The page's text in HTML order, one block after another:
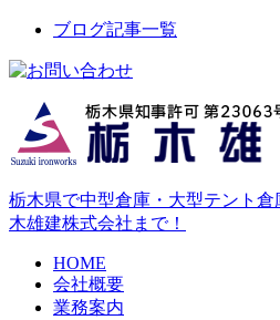
ブログ記事一覧
栃木県で中型倉庫・大型テント
木雄建株式会社まで！
HOME
会社概要
業務案内